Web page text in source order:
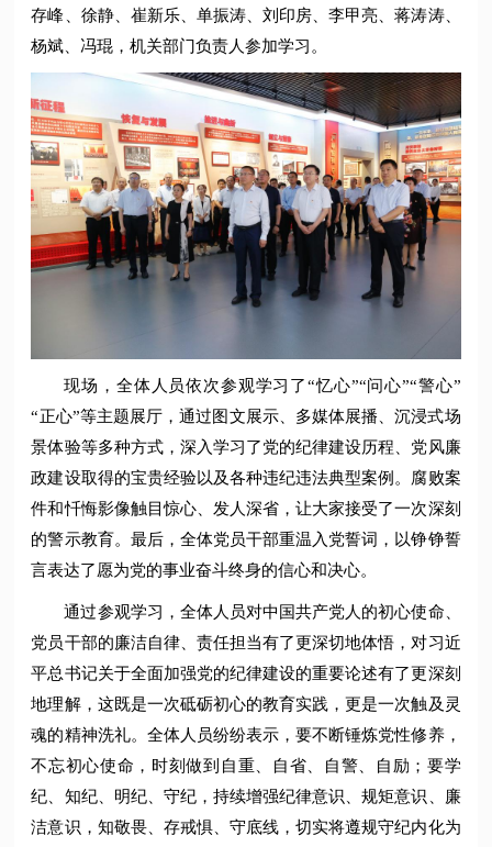
存峰、徐静、崔新乐、单振涛、刘印房、李甲亮、蒋涛涛、
杨斌、冯琨，机关部门负责人参加学习。
现场，全体人员依次参观学习了“忆心”“问心”“警心”
“正心”等主题展厅，通过图文展示、多媒体展播、沉浸式场
景体验等多种方式，深入学习了党的纪律建设历程、党风廉
政建设取得的宝贵经验以及各种违纪违法典型案例。腐败案
件和忏悔影像触目惊心、发人深省，让大家接受了一次深刻
的警示教育。最后，全体党员干部重温入党誓词，以铮铮誓
言表达了愿为党的事业奋斗终身的信心和决心。
通过参观学习，全体人员对中国共产党人的初心使命、
党员干部的廉洁自律、责任担当有了更深切地体悟，对习近
平总书记关于全面加强党的纪律建设的重要论述有了更深刻
地理解，这既是一次砥砺初心的教育实践，更是一次触及灵
魂的精神洗礼。全体人员纷纷表示，要不断锤炼党性修养，
不忘初心使命，时刻做到自重、自省、自警、自励；要学
纪、知纪、明纪、守纪，持续增强纪律意识、规矩意识、廉
洁意识，知敬畏、存戒惧、守底线，切实将遵规守纪内化为